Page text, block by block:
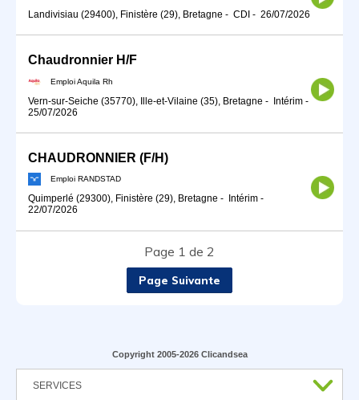
Landivisiau (29400), Finistère (29), Bretagne - CDI - 26/07/2026
Chaudronnier H/F
Emploi Aquila Rh
Vern-sur-Seiche (35770), Ille-et-Vilaine (35), Bretagne - Intérim -
25/07/2026
CHAUDRONNIER (F/H)
Emploi RANDSTAD
Quimperlé (29300), Finistère (29), Bretagne - Intérim -
22/07/2026
Page 1 de 2
Page Suivante
Copyright 2005-2026 Clicandsea
SERVICES